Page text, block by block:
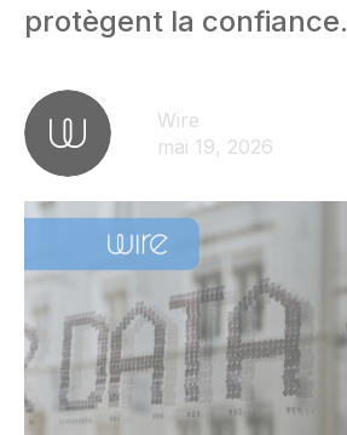
protègent la confiance.
Wire
mai 19, 2026